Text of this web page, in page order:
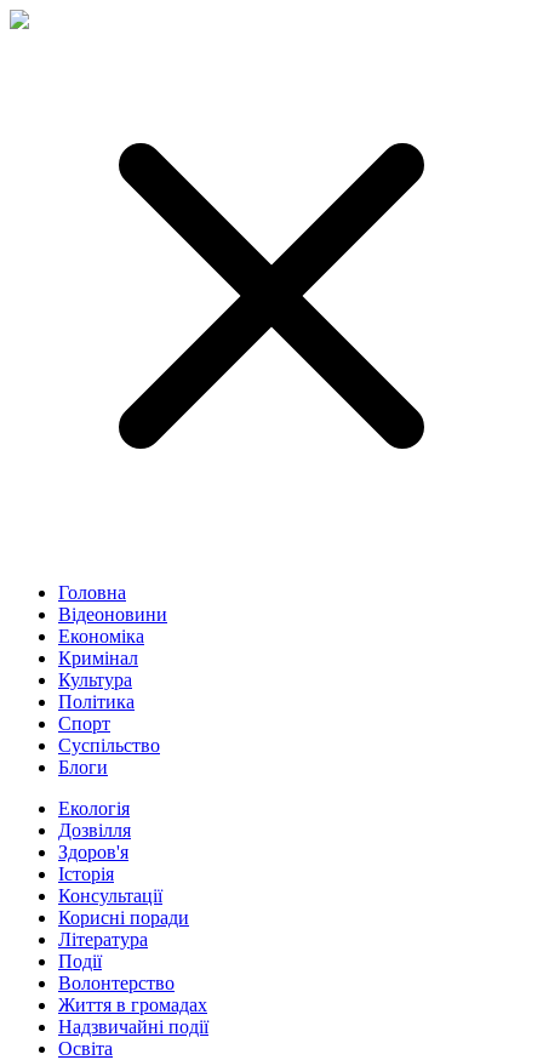
Головна
Відеоновини
Економіка
Кримінал
Культура
Політика
Спорт
Суспільство
Блоги
Екологія
Дозвілля
Здоров'я
Історія
Консультації
Корисні поради
Література
Події
Волонтерство
Життя в громадах
Надзвичайні події
Освіта